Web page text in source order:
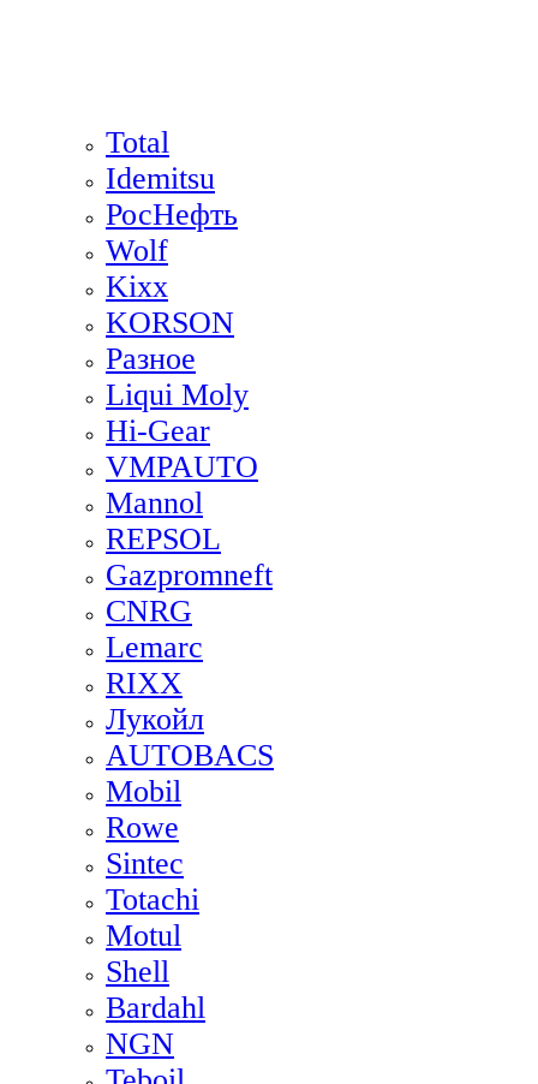
Total
Idemitsu
РосНефть
Wolf
Kixx
KORSON
Разное
Liqui Moly
Hi-Gear
VMPAUTO
Mannol
REPSOL
Gazpromneft
CNRG
Lemarc
RIXX
Лукойл
AUTOBACS
Mobil
Rowe
Sintec
Totachi
Motul
Shell
Bardahl
NGN